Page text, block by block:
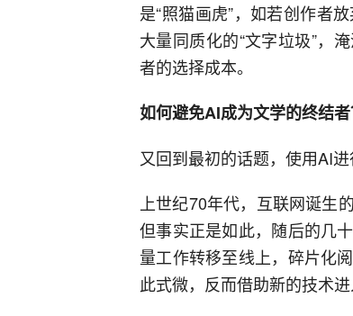
是“照猫画虎”，如若创作者
大量同质化的“文字垃圾”，
者的选择成本。
如何避免AI成为文学的终结者
又回到最初的话题，使用AI
上世纪70年代，互联网诞生
但事实正是如此，随后的几
量工作转移至线上，碎片化
此式微，反而借助新的技术